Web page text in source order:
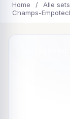
Home / Alle sets
Champs-